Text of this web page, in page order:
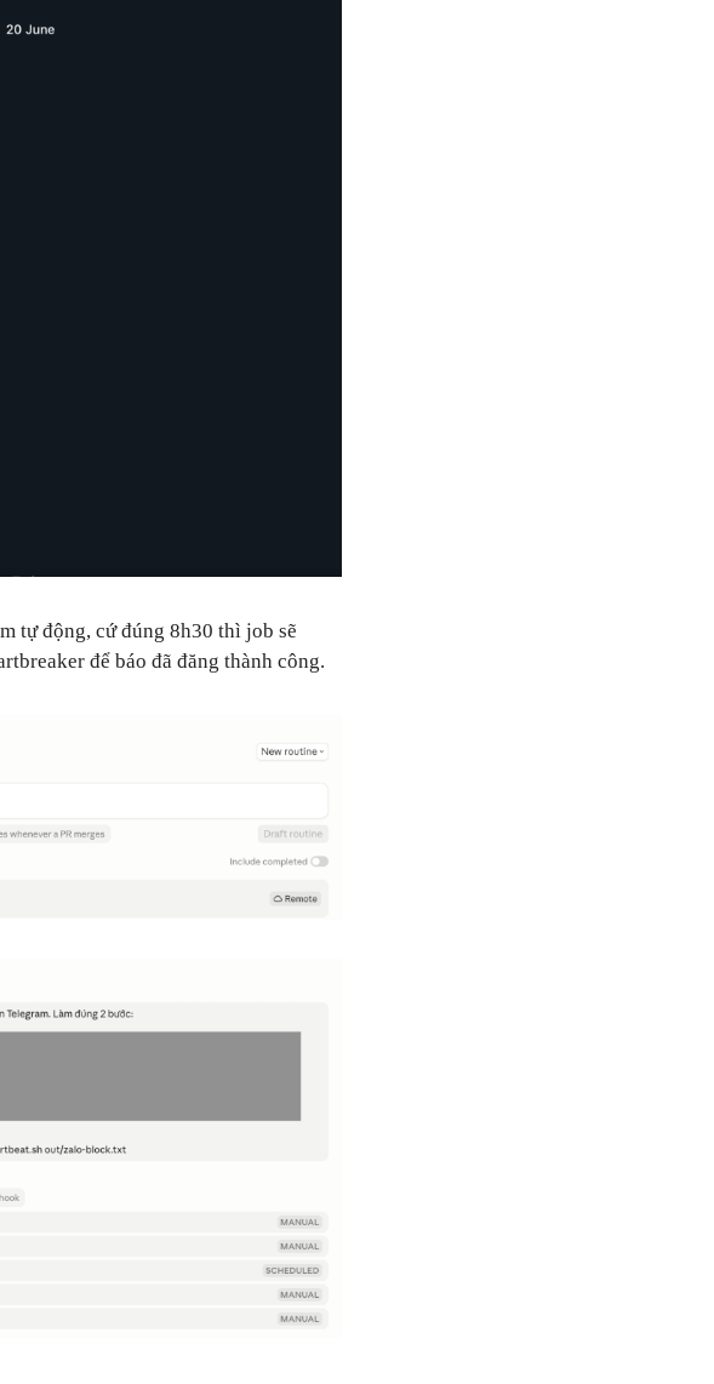
tự động, cứ đúng 8h30 thì job sẽ
để báo đã đăng thành công.